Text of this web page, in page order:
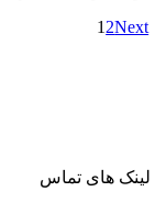
1 2Next
لینک های تماس